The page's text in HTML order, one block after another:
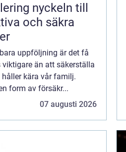
till
och säkra
uppföljning är det få
än att säkerställa
kära vår familj.
form av försäkr...
07 augusti 2026